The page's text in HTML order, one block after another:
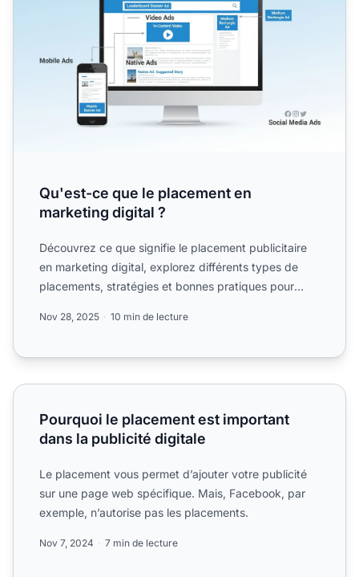
Qu'est-ce que le placement en
marketing digital ?
Découvrez ce que signifie le placement publicitaire
en marketing digital, explorez différents types de
placements, stratégies et bonnes pratiques pour
Nov 28, 2025 10 min de lecture
Pourquoi le placement est important dans la publicité
Pourquoi le placement est important
dans la publicité digitale
Le placement vous permet d’ajouter votre publicité
sur une page web spécifique. Mais, Facebook, par
exemple, n’autorise pas les placements.
Nov 7, 2024 7 min de lecture